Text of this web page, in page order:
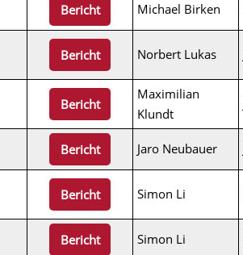
Bericht Michael Birken
Bericht Norbert Lukas
Bericht
Maximilian
Klundt
Bericht Jaro Neubauer
Bericht Simon Li
Bericht Simon Li